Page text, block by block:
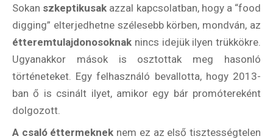
Sokan szkeptikusak azzal kapcsolatban, hogy a “food
digging” elterjedhetne szélesebb körben, mondván, az
étteremtulajdonosoknak nincs idejük ilyen trükkökre.
Ugyanakkor mások is osztottak meg hasonló
történeteket. Egy felhasználó bevallotta, hogy 2013-
ban ő is csinált ilyet, amikor egy bár promótereként
dolgozott.
A csaló éttermeknek nem ez az első tisztességtelen